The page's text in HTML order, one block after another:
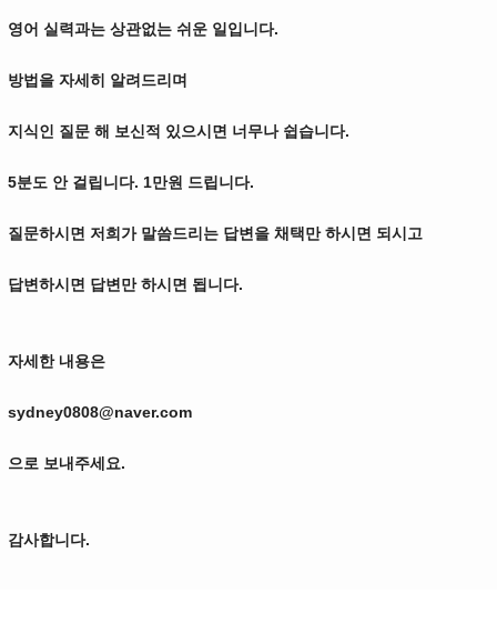
영어 실력과는 상관없는 쉬운 일입니다.
방법을 자세히 알려드리며
지식인 질문 해 보신적 있으시면 너무나 쉽습니다.
5분도 안 걸립니다. 1만원 드립니다.
질문하시면 저희가 말씀드리는 답변을 채택만 하시면 되시고
답변하시면 답변만 하시면 됩니다.
자세한 내용은
sydney0808@naver.com
으로 보내주세요.
감사합니다.